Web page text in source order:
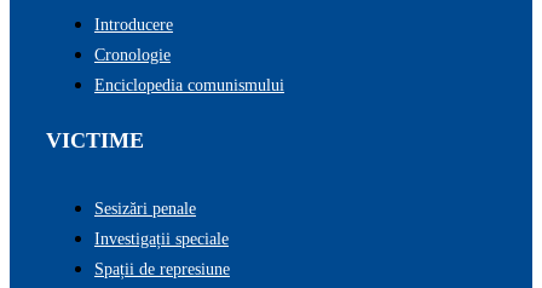
Introducere
Cronologie
Enciclopedia comunismului
VICTIME
Sesizări penale
Investigații speciale
Spații de represiune